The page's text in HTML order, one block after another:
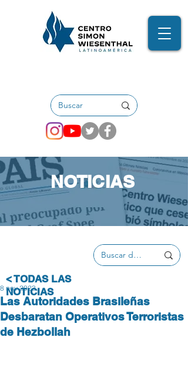
NOTICIAS
Las Autoridades Brasileñas
Desbaratan Operativos Terroristas
de Hezbollah
8 nov 2023
< TODAS LAS
NOTICIAS